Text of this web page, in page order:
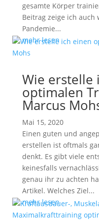
gesamte Körper
Beitrag zeige ich auch
Pandemie...
mehr lesen
Wie erstelle
optimalen
Marcus
Mai 15, 2020
Einen guten und
erstellen ist oftmals
denkt. Es gibt viele
keinesfalls
genau ihr zu achten
Artikel. Welches Ziel...
mehr lesen